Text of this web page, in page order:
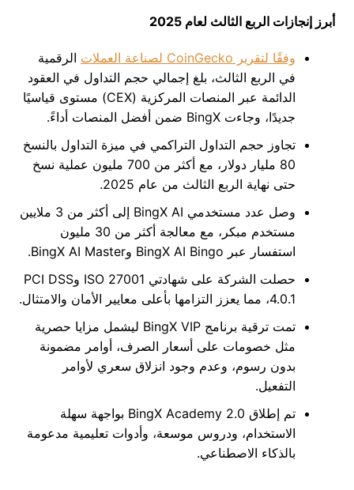
أبرز إنجازات الربع الثالث لعام 2025
وفقًا لتقرير CoinGecko لصناعة العملات
الرقمية
في الربع الثالث، بلغ إجمالي حجم التداول في العقود
الدائمة عبر المنصات المركزية (CEX) مستوى قياسيًا
جديدًا، وجاءت BingX ضمن أفضل المنصات أداءً.
تجاوز حجم التداول التراكمي في ميزة التداول بالنسخ
80 مليار دولار، مع أكثر من 700 مليون عملية نسخ
حتى نهاية الربع الثالث من عام 2025.
وصل عدد مستخدمي BingX AI إلى أكثر من 3 ملايين
مستخدم مبكر، مع معالجة أكثر من 30 مليون
استفسار عبر BingX AI Bingo وBingX AI Master.
حصلت الشركة على شهادتي ISO 27001 وPCI DSS
4.0.1، مما يعزز التزامها بأعلى معايير الأمان والامتثال.
تمت ترقية برنامج BingX VIP ليشمل مزايا حصرية
مثل خصومات على أسعار الصرف، أوامر مضمونة
بدون رسوم، وعدم وجود انزلاق سعري لأوامر
التفعيل.
تم إطلاق BingX Academy 2.0 بواجهة سهلة
الاستخدام، ودروس موسعة، وأدوات تعليمية مدعومة
بالذكاء الاصطناعي.